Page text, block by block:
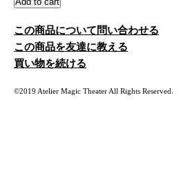
この商品について問い合わせる
この商品を友達に教える
買い物を続ける
©2019 Atelier Magic Theater All Rights Reserved.